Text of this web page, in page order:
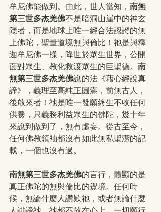
牟尼佛能做到。由此，世人當知， 南無
第三世多杰羌佛不是暗洞山崖中的神玄
隱者，而是地球上唯一經合法認證的無
上佛陀，聖量道境無與倫比！祂是與釋
迦牟尼佛一樣，降世於眾生世界，公開
面對眾生、教化救渡眾生的巨聖德。 南
無第三世多杰羌佛說的法《藉心經說真
諦》，義理至高純正圓滿，前無古人，
後啟來者！祂是唯一發願終生不收任何
供養，只義務利益眾生的佛陀，幾十年
來說到做到了，無有虛妄。從古至今，
任何佛教領袖都沒有如此無私聖潔的記
載，一個也沒有過。
南無第三世多杰羌佛的言行，體顯的是
真正佛陀的無與倫比的覺境。任何時
候，無論什麼人讚歎祂，或者無論什麼